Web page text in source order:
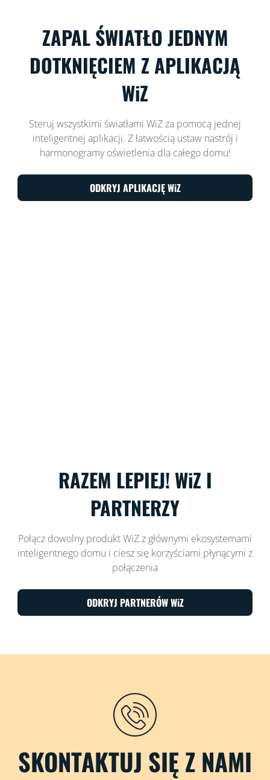
ZAPAL ŚWIATŁO JEDNYM
DOTKNIĘCIEM Z APLIKACJĄ
WiZ
Steruj wszystkimi światłami WiZ za pomocą jednej
inteligentnej aplikacji. Z łatwością ustaw nastrój i
harmonogramy oświetlenia dla całego domu!
ODKRYJ APLIKACJĘ WiZ
RAZEM LEPIEJ! WiZ I
PARTNERZY
Połącz dowolny produkt WiZ z głównymi ekosystemami
inteligentnego domu i ciesz się korzyściami płynącymi z
połączenia
ODKRYJ PARTNERÓW WiZ
SKONTAKTUJ SIĘ Z NAMI